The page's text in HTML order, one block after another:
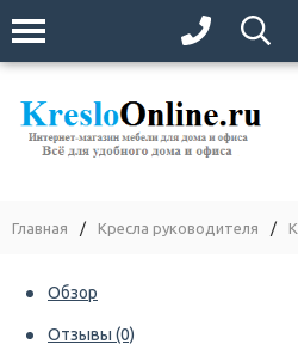
Главная / Кресла руководителя /
Обзор
Отзывы (0)